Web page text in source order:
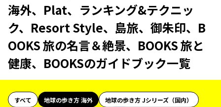
海外、Plat、ランキング&テクニッ
ク、Resort Style、島旅、御朱印、B
OOKS 旅の名言＆絶景、BOOKS 旅と
健康、BOOKSのガイドブック一覧
すべて 地球の歩き方 海外
地球の歩き方 Jシリーズ（国内）